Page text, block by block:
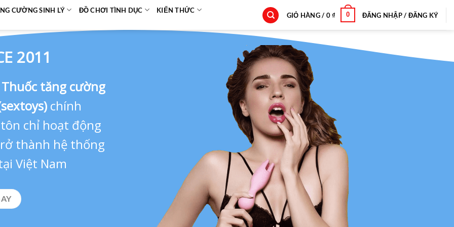
CƯỜNG SINH LÝ ĐỒ CHƠI TÌNH DỤC KIẾN THỨC
GIỎ HÀNG / 0₫ 0 ĐĂNG NHẬP / ĐĂNG KÝ
2011
Thuốc tăng cường
chính
chỉ hoạt động
thành hệ thống
Việt Nam